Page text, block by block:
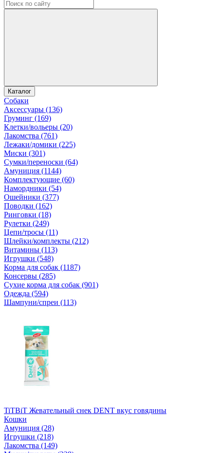
Каталог
Собаки
Аксессуары (136)
Груминг (169)
Клетки/вольеры (20)
Лакомства (761)
Лежаки/домики (225)
Миски (301)
Сумки/переноски (64)
Амуниция (1144)
Комплектующие (60)
Намордники (54)
Ошейники (377)
Поводки (162)
Ринговки (18)
Рулетки (249)
Цепи/тросы (11)
Шлейки/комплекты (212)
Витамины (113)
Игрушки (548)
Корма для собак (1187)
Консервы (285)
Сухие корма для собак (901)
Одежда (594)
Шампуни/спреи (113)
TiTBiT Жевательный снек DENT вкус говядины
Кошки
Амуниция (28)
Игрушки (218)
Лакомства (149)